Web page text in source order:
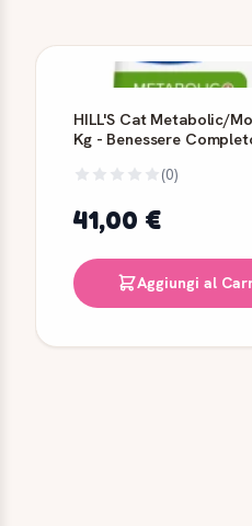
HILL'S Cat Metabolic/
Kg - Benessere
(0)
41,00 €
Aggiungi al